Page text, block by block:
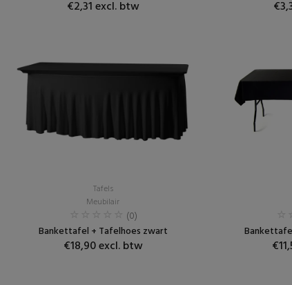
€2,31 excl. btw
Tafels
Meubilair
(0)
Bankettafel + Tafelhoes zwart
€18,90 excl. btw